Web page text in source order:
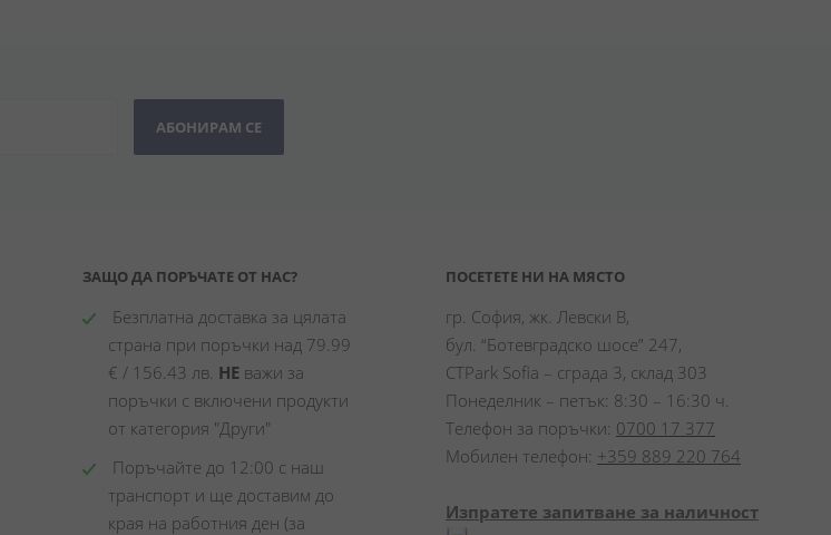
АБОНИРАМ СЕ
ЗАЩО ДА ПОРЪЧАТЕ ОТ НАС?
Безплатна доставка за цялата
страна при поръчки над 79.99
€ / 156.43 лв. НЕ важи за
поръчки с включени продукти
от категория "Други"
Поръчайте до 12:00 с наш
транспорт и ще доставим до
края на работния ден (за
ПОСЕТЕТЕ НИ НА МЯСТО
гр. София, жк. Левски В,
бул. “Ботевградско шосе” 247,
CTPark Sofia – сграда 3, склад 303
Понеделник – петък: 8:30 – 16:30 ч.
Телефон за поръчки: 0700 17 377
Мобилен телефон: +359 889 220 764
Изпратете запитване за наличност